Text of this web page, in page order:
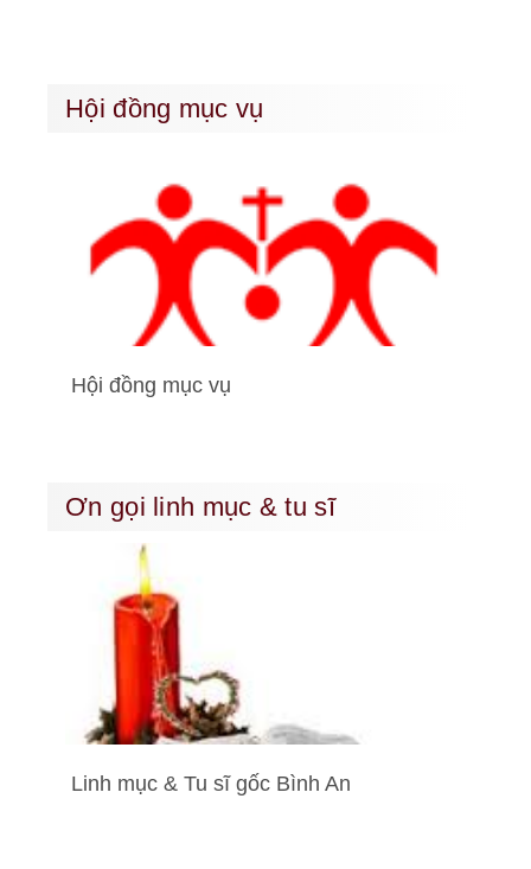
Hội đồng mục vụ
Hội đồng mục vụ
Ơn gọi linh mục & tu sĩ
Linh mục & Tu sĩ gốc Bình An